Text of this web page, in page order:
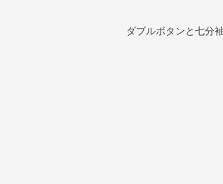
ダブルボタンと七分